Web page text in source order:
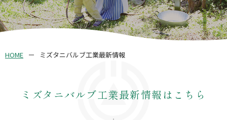
HOME ミズタニバルブ工業最新情報
ミズタニバルブ工業最新情報はこちら